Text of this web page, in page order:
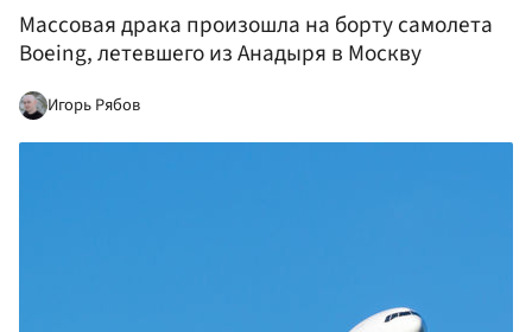
Массовая драка произошла на борту самолета
Boeing, летевшего из Анадыря в Москву
Игорь Рябов